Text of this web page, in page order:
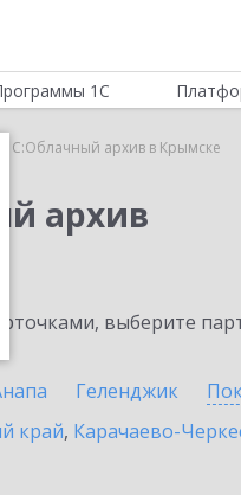
1С
1С:Облачный архив в Крымске
архив
выберите
Геленджик
край, Карачаево-